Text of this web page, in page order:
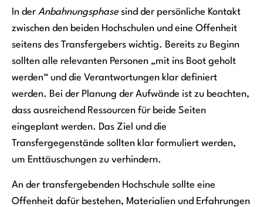
In der Anbahnungsphase sind der persönliche Kontakt
zwischen den beiden Hochschulen und eine Offenheit
seitens des Transfergebers wichtig. Bereits zu Beginn
sollten alle relevanten Personen „mit ins Boot geholt
werden“ und die Verantwortungen klar definiert
werden. Bei der Planung der Aufwände ist zu beachten,
dass ausreichend Ressourcen für beide Seiten
eingeplant werden. Das Ziel und die
Transfergegenstände sollten klar formuliert werden,
um Enttäuschungen zu verhindern.
An der transfergebenden Hochschule sollte eine
Offenheit dafür bestehen, Materialien und Erfahrungen